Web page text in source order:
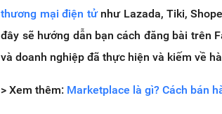
thương mại điện tửnhư Lazada, Tiki,
đây sẽ hướng dẫn bạn cách đăng bài trên
và doanh nghiệp đã thực hiện và kiếm về
> Xem thêm: Marketplace là gì? Cách bán